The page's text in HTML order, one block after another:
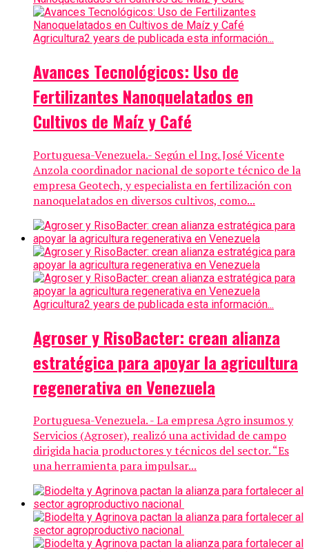
Agricultura2 years de publicada esta información...
Avances Tecnológicos: Uso de
Fertilizantes Nanoquelatados en
Cultivos de Maíz y Café
Portuguesa-Venezuela.- Según el Ing. José Vicente
Anzola coordinador nacional de soporte técnico de la
empresa Geotech, y especialista en fertilización con
nanoquelatados en diversos cultivos, como...
Agricultura2 years de publicada esta información...
Agroser y RisoBacter: crean alianza
estratégica para apoyar la agricultura
regenerativa en Venezuela
Portuguesa-Venezuela. - La empresa Agro insumos y
Servicios (Agroser), realizó una actividad de campo
dirigida hacia productores y técnicos del sector. “Es
una herramienta para impulsar...